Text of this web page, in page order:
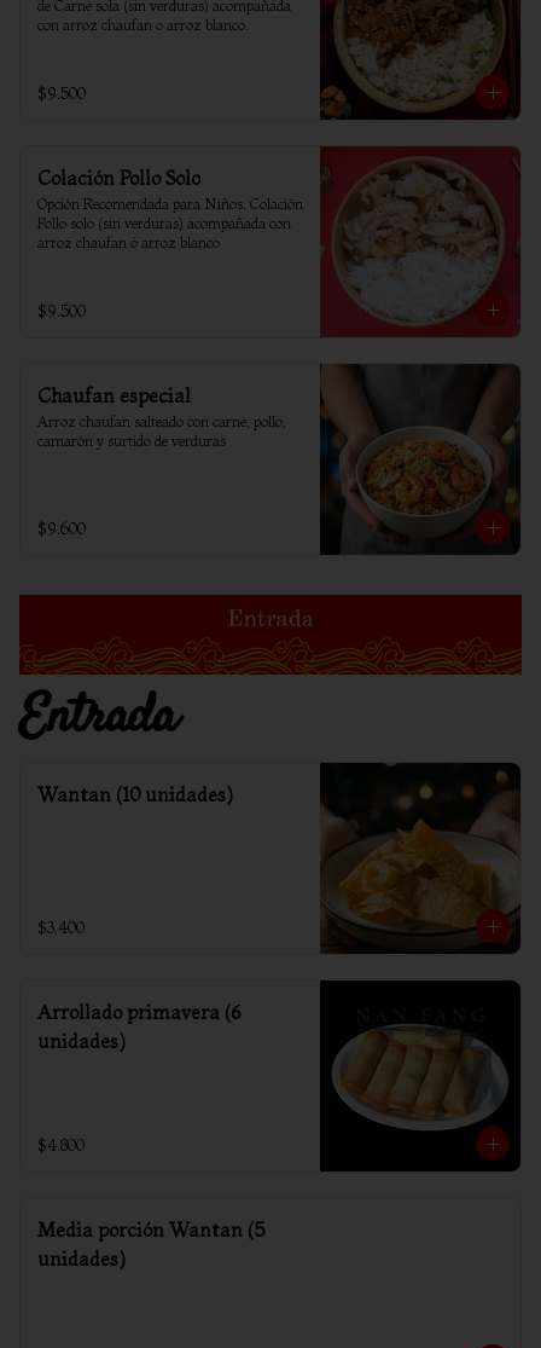
de Carne sola (sin verduras) acompañada
con arroz chaufan o arroz blanco.
$9.500
Colación Pollo Solo
Opción Recomendada para Niños. Colación
Pollo solo (sin verduras) acompañada con
arroz chaufan ó arroz blanco
$9.500
Chaufan especial
Arroz chaufan salteado con carne, pollo,
camarón y surtido de verduras
$9.600
Entrada
Wantan (10 unidades)
$3.400
Arrollado primavera (6
unidades)
$4.800
Media porción Wantan (5
unidades)